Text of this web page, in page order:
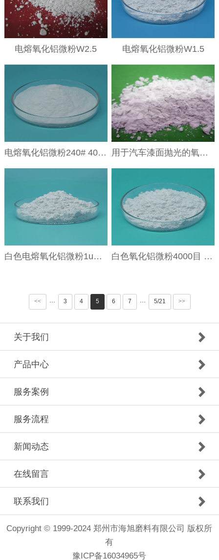
电熔氧化铝微粉W2.5 电熔氧化铝微粉W1.5
电熔氧化铝微粉240# 400# 800#用于陶瓷釉料生产 用于汽车漆面抛光的氧化铝磨料白刚玉微粉W1W1.5W2.5W3.5W5
白色电熔氧化铝微粉1um-6um用于汽车漆面抛光的氧化铝磨料 白色氧化铝微粉4000目 6000目制作砂轮研磨黄铜用
<< ··· 3 4 5 6 7 ··· 5/21 >>
关于我们
产品中心
服务案例
服务流程
新闻动态
在线留言
联系我们
Copyright © 1999-2024 郑州市海旭磨料有限公司 版权所
有
豫ICP备16034965号